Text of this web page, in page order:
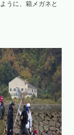
うに、箱メガネと